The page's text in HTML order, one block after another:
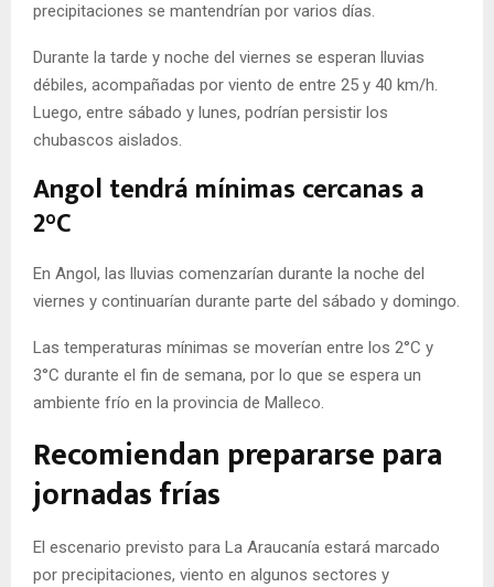
precipitaciones se mantendrían por varios días.
Durante la tarde y noche del viernes se esperan lluvias
débiles, acompañadas por viento de entre 25 y 40 km/h.
Luego, entre sábado y lunes, podrían persistir los
chubascos aislados.
Angol tendrá mínimas cercanas a
2°C
En Angol, las lluvias comenzarían durante la noche del
viernes y continuarían durante parte del sábado y domingo.
Las temperaturas mínimas se moverían entre los 2°C y
3°C durante el fin de semana, por lo que se espera un
ambiente frío en la provincia de Malleco.
Recomiendan prepararse para
jornadas frías
El escenario previsto para La Araucanía estará marcado
por precipitaciones, viento en algunos sectores y